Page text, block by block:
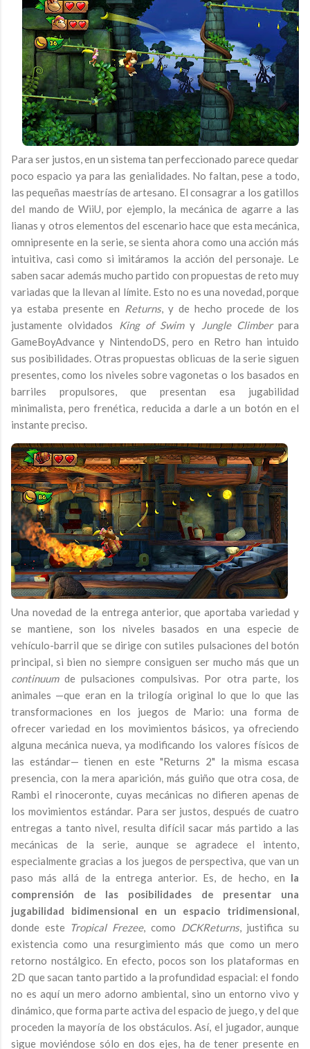
Para ser justos, en un sistema tan perfeccionado parece quedar
poco espacio ya para las genialidades. No faltan, pese a todo,
las pequeñas maestrías de artesano. El consagrar a los gatillos
del mando de WiiU, por ejemplo, la mecánica de agarre a las
lianas y otros elementos del escenario hace que esta mecánica,
omnipresente en la serie, se sienta ahora como una acción más
intuitiva, casi como si imitáramos la acción del personaje. Le
saben sacar además mucho partido con propuestas de reto muy
variadas que la llevan al límite. Esto no es una novedad, porque
ya estaba presente en Returns, y de hecho procede de los
justamente olvidados
King of Swimy Jungle Climberpara
GameBoyAdvance y NintendoDS, pero en Retro han intuido
sus posibilidades. Otras propuestas oblicuas de la serie siguen
presentes, como los niveles sobre vagonetas o los basados en
barriles propulsores, que presentan esa jugabilidad
minimalista, pero frenética, reducida a darle a un botón en el
instante preciso.
Una novedad de la entrega anterior, que aportaba variedad y
se mantiene, son los niveles basados en una especie de
vehículo-barril que se dirige con sutiles pulsaciones del botón
principal, si bien no siempre consiguen ser mucho más que un
continuumde pulsaciones compulsivas. Por otra parte, los
animales —que eran en la trilogía original lo que lo que las
transformaciones en los juegos de Mario: una forma de
ofrecer variedad en los movimientos básicos, ya ofreciendo
alguna mecánica nueva, ya modificando los valores físicos de
las estándar— tienen en este "Returns 2" la misma escasa
presencia, con la mera aparición, más guiño que otra cosa, de
Rambi el rinoceronte, cuyas mecánicas no difieren apenas de
los movimientos estándar. Para ser justos, después de cuatro
entregas a tanto nivel, resulta difícil sacar más partido a las
mecánicas de la serie, aunque se agradece el intento,
especialmente gracias a los juegos de perspectiva, que van un
paso más allá de la entrega anterior. Es, de hecho, en la
comprensión de las posibilidades de presentar una
jugabilidad bidimensional en un espacio tridimensional
donde este Tropical Frezee, como DCKReturns, justifica su
existencia como una resurgimiento más que como un mero
retorno nostálgico. En efecto, pocos son los plataformas en
2D que sacan tanto partido a la profundidad espacial: el fondo
no es aquí un mero adorno ambiental, sino un entorno vivo y
dinámico, que forma parte activa del espacio de juego, y del que
proceden la mayoría de los obstáculos. Así, el jugador, aunque
sigue moviéndose sólo en dos ejes, ha de tener presente en